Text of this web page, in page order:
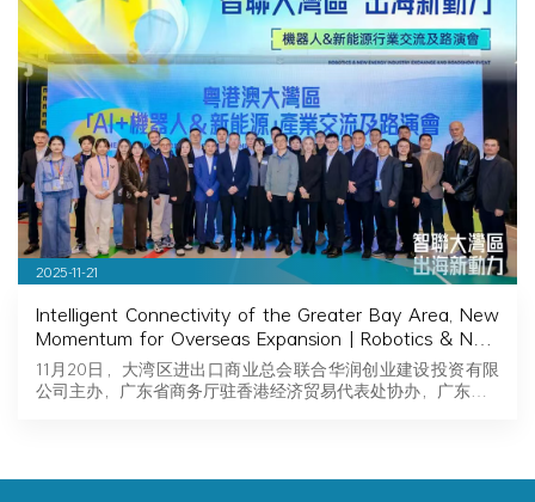
2025-11-21
Intelligent Connectivity of the Greater Bay Area, New
Momentum for Overseas Expansion | Robotics & New
Energy Industry Exchange and Roadshow Successfully
Held in Hong Kong
11月20日，大湾区进出口商业总会联合华润创业建设投资有限
公司主办，广东省商务厅驻香港经济贸易代表处协办，广东…